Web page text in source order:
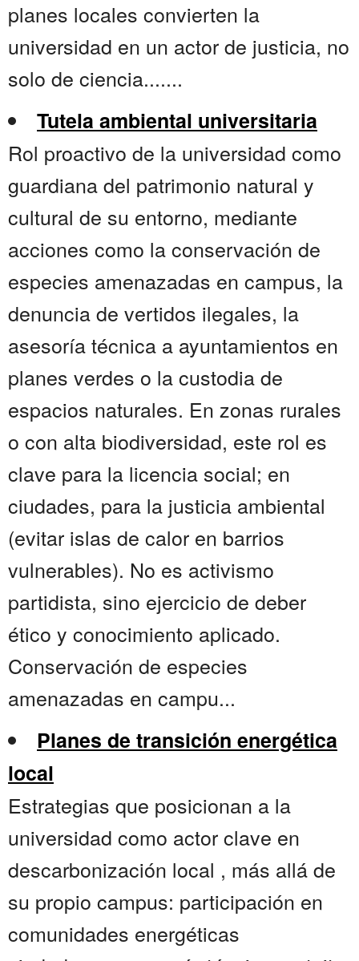
planes locales convierten la
universidad en un actor de justicia, no
solo de ciencia.......
Tutela ambiental universitaria
Rol proactivo de la universidad como
guardiana del patrimonio natural y
cultural de su entorno, mediante
acciones como la conservación de
especies amenazadas en campus, la
denuncia de vertidos ilegales, la
asesoría técnica a ayuntamientos en
planes verdes o la custodia de
espacios naturales. En zonas rurales
o con alta biodiversidad, este rol es
clave para la licencia social; en
ciudades, para la justicia ambiental
(evitar islas de calor en barrios
vulnerables). No es activismo
partidista, sino ejercicio de deber
ético y conocimiento aplicado.
Conservación de especies
amenazadas en campu...
Planes de transición energética
local
Estrategias que posicionan a la
universidad como actor clave en
descarbonización local , más allá de
su propio campus: participación en
comunidades energéticas